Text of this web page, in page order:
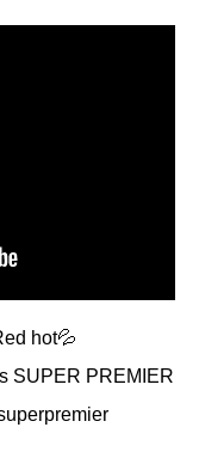
hot💦
SUPER PREMIER